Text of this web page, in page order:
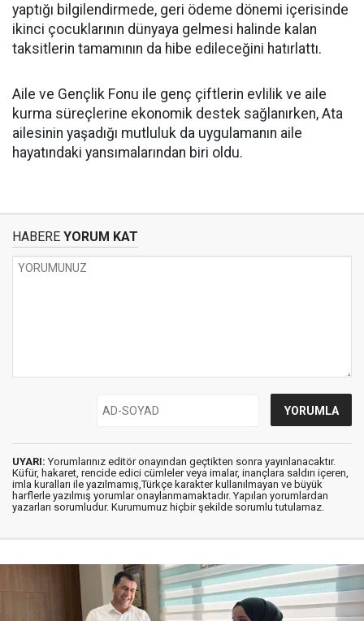
yaptığı bilgilendirmede, geri ödeme dönemi içerisinde
ikinci çocuklarının dünyaya gelmesi halinde kalan
taksitlerin tamamının da hibe edileceğini hatırlattı.
Aile ve Gençlik Fonu ile genç çiftlerin evlilik ve aile
kurma süreçlerine ekonomik destek sağlanırken, Ata
ailesinin yaşadığı mutluluk da uygulamanın aile
hayatındaki yansımalarından biri oldu.
HABERE YORUM KAT
UYARI: Yorumlarınız editör onayından geçtikten sonra yayınlanacaktır.
Küfür, hakaret, rencide edici cümleler veya imalar, inançlara saldırı içeren,
imla kuralları ile yazılmamış,Türkçe karakter kullanılmayan ve büyük
harflerle yazılmış yorumlar onaylanmamaktadır. Yapılan yorumlardan
yazarları sorumludur. Kurumumuz hiçbir şekilde sorumlu tutulamaz.